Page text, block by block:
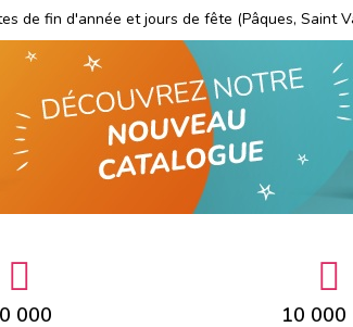
de fin d'année et jours de fête (Pâques, Saint
000 10 000